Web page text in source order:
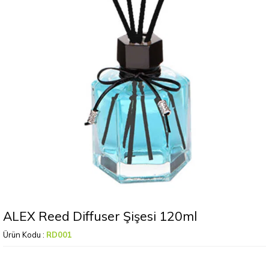
ALEX Reed Diffuser Şişesi 120ml
Ürün Kodu : RD001